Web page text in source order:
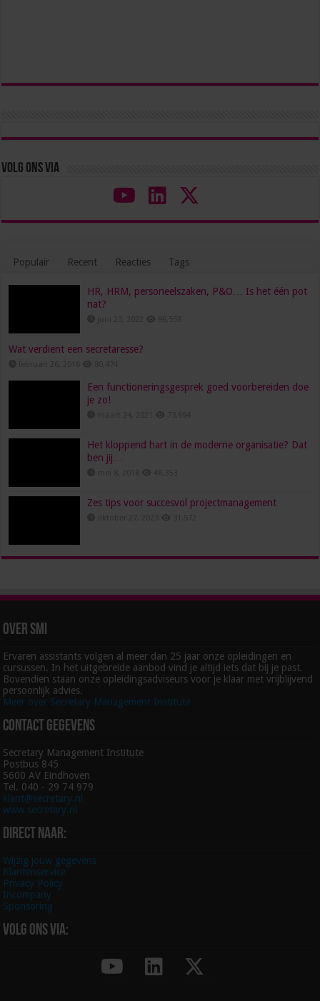
Volg ons via
Populair Recent Reacties Tags
HR, HRM, personeelszaken, P&O… Is het één pot
nat?
Wat verdient een secretaresse?
Een functioneringsgesprek goed voorbereiden doe
je zo!
Het kloppend hart in de moderne organisatie? Dat
ben jij…
Zes tips voor succesvol projectmanagement
Over SMI
Ervaren assistants volgen al meer dan 25 jaar onze opleidingen en
cursussen. In het uitgebreide aanbod vind je altijd iets dat bij je past.
Bovendien staan onze opleidingsadviseurs voor je klaar met vrijblijvend
persoonlijk advies.
Meer over Secretary Management Institute
Contact gegevens
Secretary Management Institute
Postbus 845
5600 AV Eindhoven
Tel. 040 - 29 74 979
klant@secretary.nl
www.secretary.nl
Direct naar:
Wijzig jouw gegevens
Klantenservice
Privacy Policy
Incompany
Sponsoring
Volg ons via: